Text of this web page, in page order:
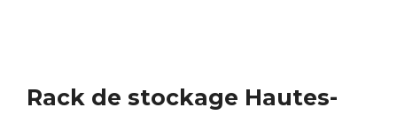
Rack de stockage Hautes-